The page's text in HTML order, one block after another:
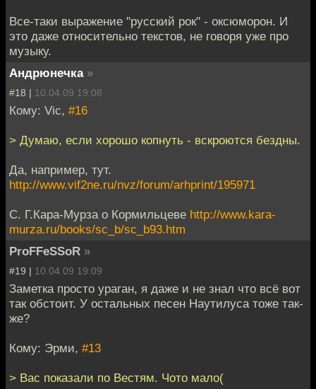
Все-таки выражение "русский рок" - оксюморон. И
это даже относительно текстов, не говоря уже про
музыку.
Андрюнечка »
#18 | 10.04.09 19:08
Кому: Vic, #16
> Думаю, если хорошо копнуть - вскроются бездны.
Да, например, тут.
http://www.vif2ne.ru/nvz/forum/arhprint/195971
С. Г.Кара-Мурза о Кормильцеве http://www.kara-
murza.ru/books/sc_b/sc_b93.htm
ProFFeSSoR »
#19 | 10.04.09 19:09
Заметка просто ураган, я даже и не знал что всё вот
так обстоит. У остальных песен Наутилуса тоже так-
же?
Кому: Эрми, #13
> Вас показали по Вестям. Чото мало(